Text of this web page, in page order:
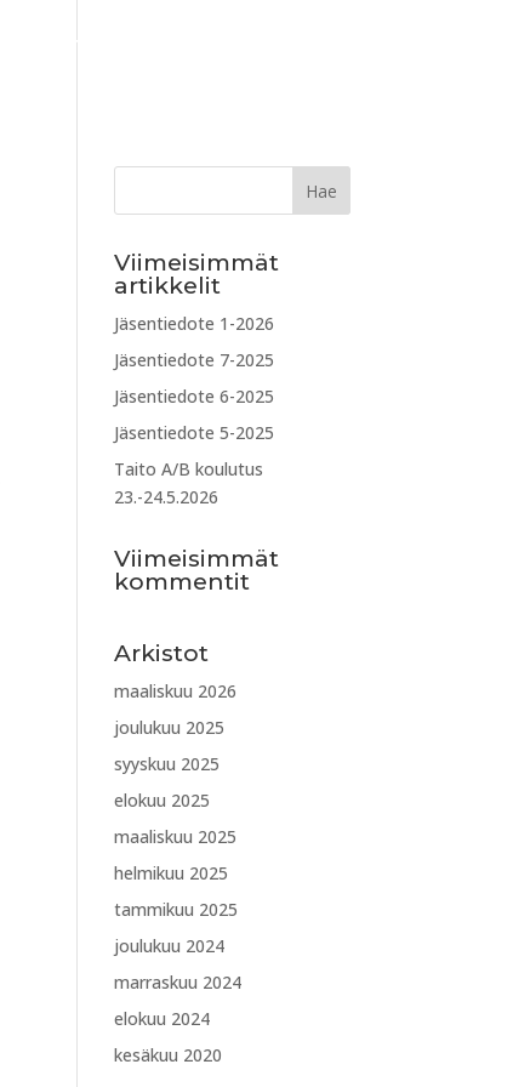
Tuotteet
Viimeisimmät
artikkelit
Jäsentiedote 1-2026
Jäsentiedote 7-2025
Jäsentiedote 6-2025
Jäsentiedote 5-2025
Taito A/B koulutus
23.-24.5.2026
Viimeisimmät
kommentit
Arkistot
maaliskuu 2026
joulukuu 2025
syyskuu 2025
elokuu 2025
maaliskuu 2025
helmikuu 2025
tammikuu 2025
joulukuu 2024
marraskuu 2024
elokuu 2024
kesäkuu 2020